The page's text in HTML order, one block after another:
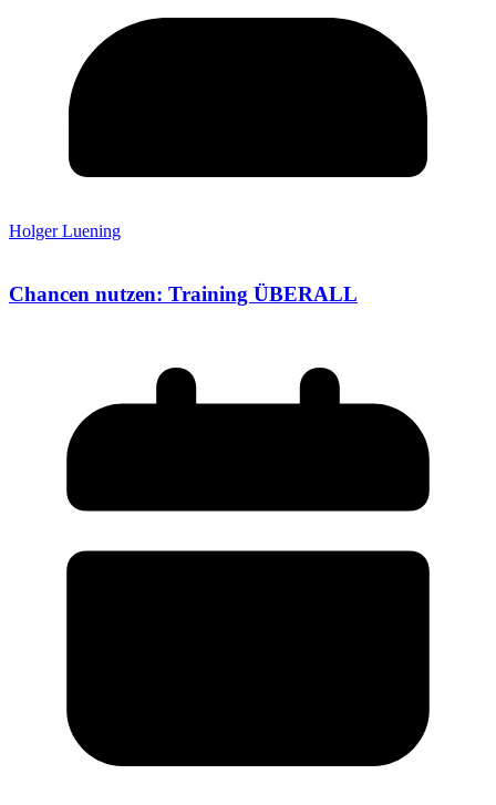
Holger Luening
Chancen nutzen: Training ÜBERALL